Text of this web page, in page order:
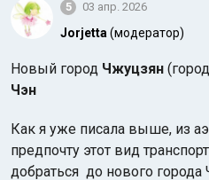
5 03 апр. 2026
Jorjetta (модератор)
Новый город Чжуцзян
Чэн
Как я уже писала выше, из
предпочту этот вид
добраться до нового